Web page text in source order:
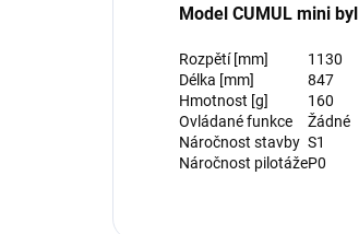
Model CUMUL mini
Rozpětí [mm]
1130
Délka [mm]
847
Hmotnost [g]
160
Ovládané funkce
Žádné
Náročnost stavby S1
Náročnost pilotážeP0